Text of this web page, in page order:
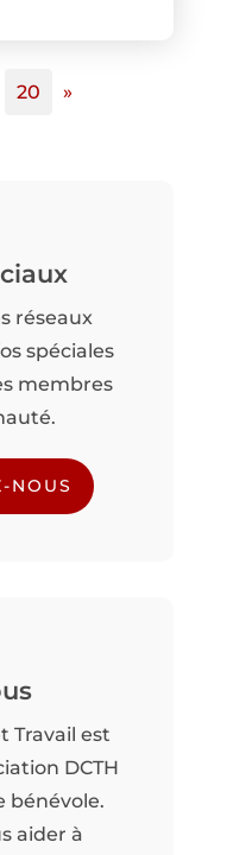
20 »
réseaux
spéciales
membres
NOUS
Travail est
DCTH
bénévole.
aider à